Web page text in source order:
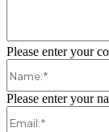
Please enter your
Please enter your